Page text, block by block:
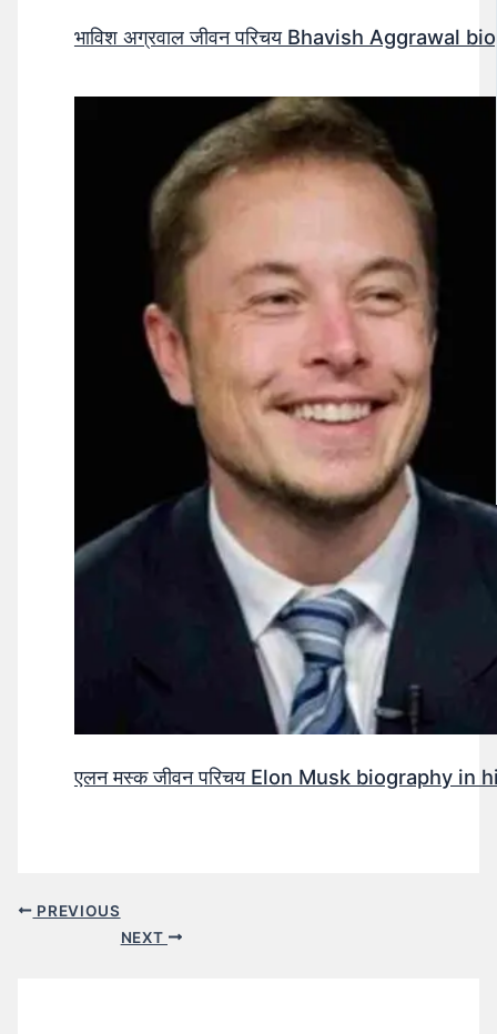
भाविश अग्रवाल जीवन परिचय Bhavish Aggrawal
एलन मस्क जीवन परिचय Elon Musk biography in
PREVIOUS
NEXT